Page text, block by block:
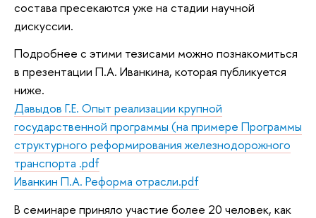
состава пресекаются уже на стадии научной
дискуссии.
Подробнее с этими тезисами можно познакомиться
в презентации П.А. Иванкина, которая публикуется
ниже.
Давыдов Г.Е. Опыт реализации крупной
государственной программы (на примере Программы
структурного реформирования железнодорожного
транспорта .pdf
Иванкин П.А. Реформа отрасли.pdf
В семинаре приняло участие более 20 человек, как